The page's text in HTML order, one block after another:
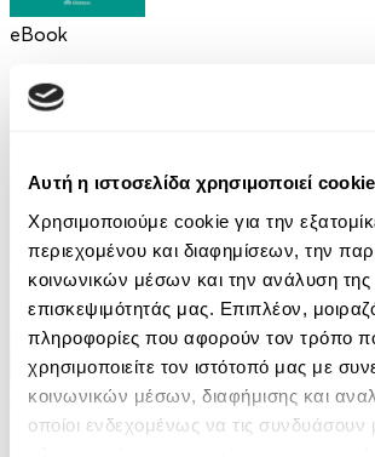
Αυτή η ιστοσελίδα χρησιμοποιεί
Χρησιμοποιούμε cookie για την
περιεχομένου και διαφημίσεων, την
κοινωνικών μέσων και την ανάλυση της
επισκεψιμότητάς μας. Επιπλέον,
πληροφορίες που αφορούν τον τρόπο
χρησιμοποιείτε τον ιστότοπό μας με
κοινωνικών μέσων, διαφήμισης και
οποίοι ενδεχομένως να τις συνδυάσουν
eBook
21 Ευκαιρίες να ξεπεράσεις τον
8.99€
Audiobook • 1 Credit